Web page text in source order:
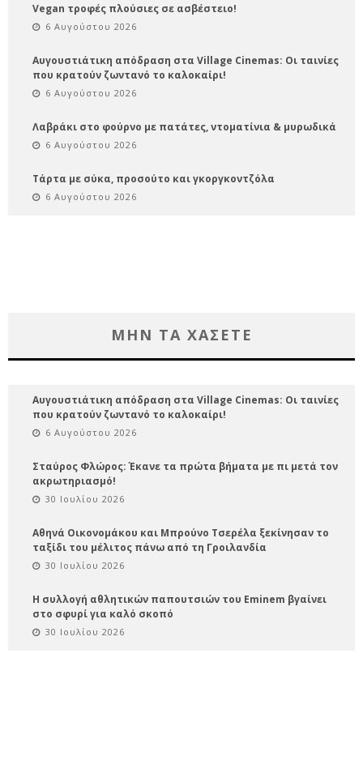
Vegan τροφές πλούσιες σε ασβέστειο!
6 Αυγούστου 2026
Αυγουστιάτικη απόδραση στα Village Cinemas: Οι ταινίες
που κρατούν ζωντανό το καλοκαίρι!
6 Αυγούστου 2026
Λαβράκι στο φούρνο με πατάτες, ντοματίνια & μυρωδικά
6 Αυγούστου 2026
Τάρτα με σύκα, προσούτο και γκοργκοντζόλα
6 Αυγούστου 2026
ΜΗΝ ΤΑ ΧΑΣΕΤΕ
Αυγουστιάτικη απόδραση στα Village Cinemas: Οι ταινίες
που κρατούν ζωντανό το καλοκαίρι!
6 Αυγούστου 2026
Σταύρος Φλώρος: Έκανε τα πρώτα βήματα με πι μετά τον
ακρωτηριασμό!
30 Ιουλίου 2026
Αθηνά Οικονομάκου και Μπρούνο Τσερέλα ξεκίνησαν το
ταξίδι του μέλιτος πάνω από τη Γροιλανδία
30 Ιουλίου 2026
Η συλλογή αθλητικών παπουτσιών του Eminem βγαίνει
στο σφυρί για καλό σκοπό
30 Ιουλίου 2026